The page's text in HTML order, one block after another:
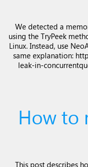
We detected a
using the TryPeek
Linux. Instead, use
same explanation:
leak-in-
How to
This post describes